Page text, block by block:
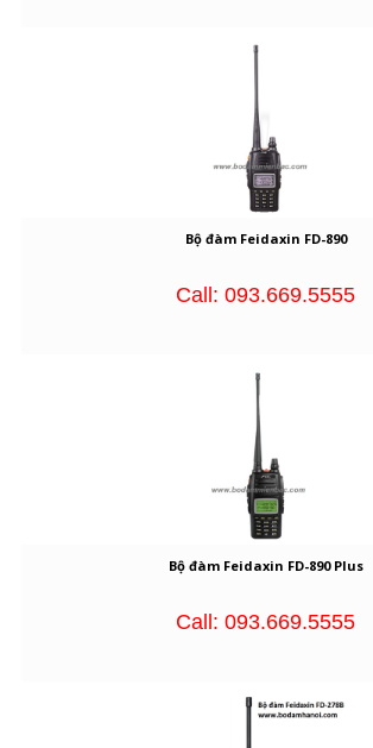
Bộ đàm Feidaxin FD-890
Call: 093.669.5555
Bộ đàm Feidaxin FD-890 Plus
Call: 093.669.5555